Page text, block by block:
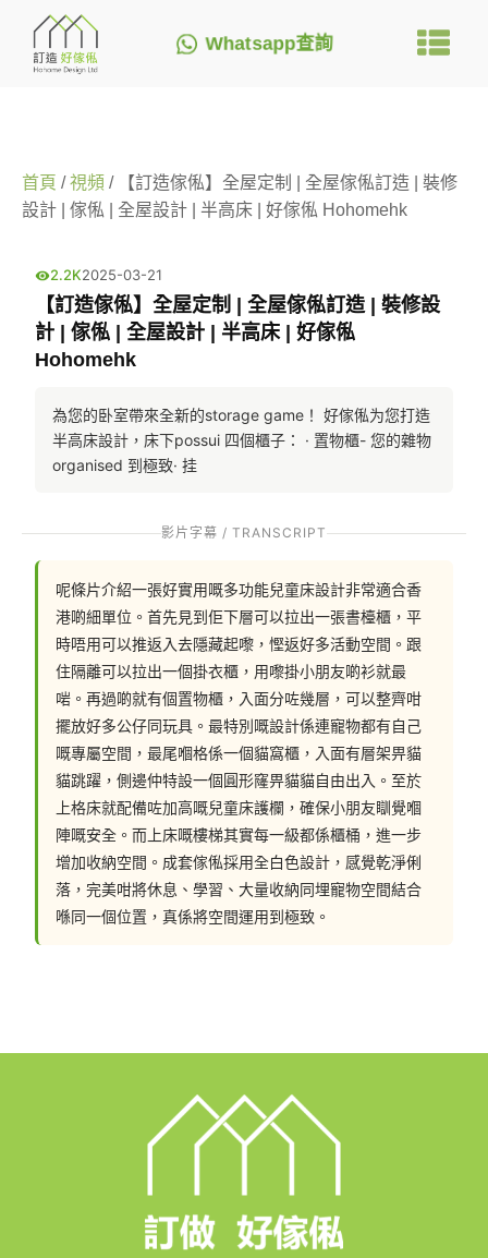
Whatsapp查詢
首頁 /視頻 / 【訂造傢俬】全屋定制 | 全屋傢俬訂造 | 裝修
設計 | 傢俬 | 全屋設計 | 半高床 | 好傢俬 Hohomehk
2.2K2025-03-21
【訂造傢俬】全屋定制 | 全屋傢俬訂造 | 裝修設
計 | 傢俬 | 全屋設計 | 半高床 | 好傢俬
Hohomehk
為您的卧室帶來全新的storage game！ 好傢俬为您打造
半高床設計，床下possui 四個櫃子： · 置物櫃- 您的雜物
organised 到極致· 挂
影片字幕 / TRANSCRIPT
呢條片介紹一張好實用嘅多功能兒童床設計非常適合香
港啲細單位。首先見到佢下層可以拉出一張書檯櫃，平
時唔用可以推返入去隱藏起嚟，慳返好多活動空間。跟
住隔離可以拉出一個掛衣櫃，用嚟掛小朋友啲衫就最
啱。再過啲就有個置物櫃，入面分咗幾層，可以整齊咁
擺放好多公仔同玩具。最特別嘅設計係連寵物都有自己
嘅專屬空間，最尾嗰格係一個貓窩櫃，入面有層架畀貓
貓跳躍，側邊仲特設一個圓形窿畀貓貓自由出入。至於
上格床就配備咗加高嘅兒童床護欄，確保小朋友瞓覺嗰
陣嘅安全。而上床嘅樓梯其實每一級都係櫃桶，進一步
增加收納空間。成套傢俬採用全白色設計，感覺乾淨俐
落，完美咁將休息、學習、大量收納同埋寵物空間結合
喺同一個位置，真係將空間運用到極致。